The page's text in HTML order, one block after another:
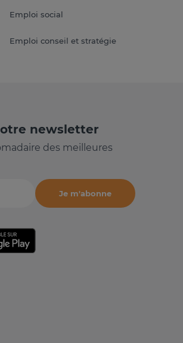
Emploi social
Emploi conseil et stratégie
newsletter
des meilleures
Je m'abonne